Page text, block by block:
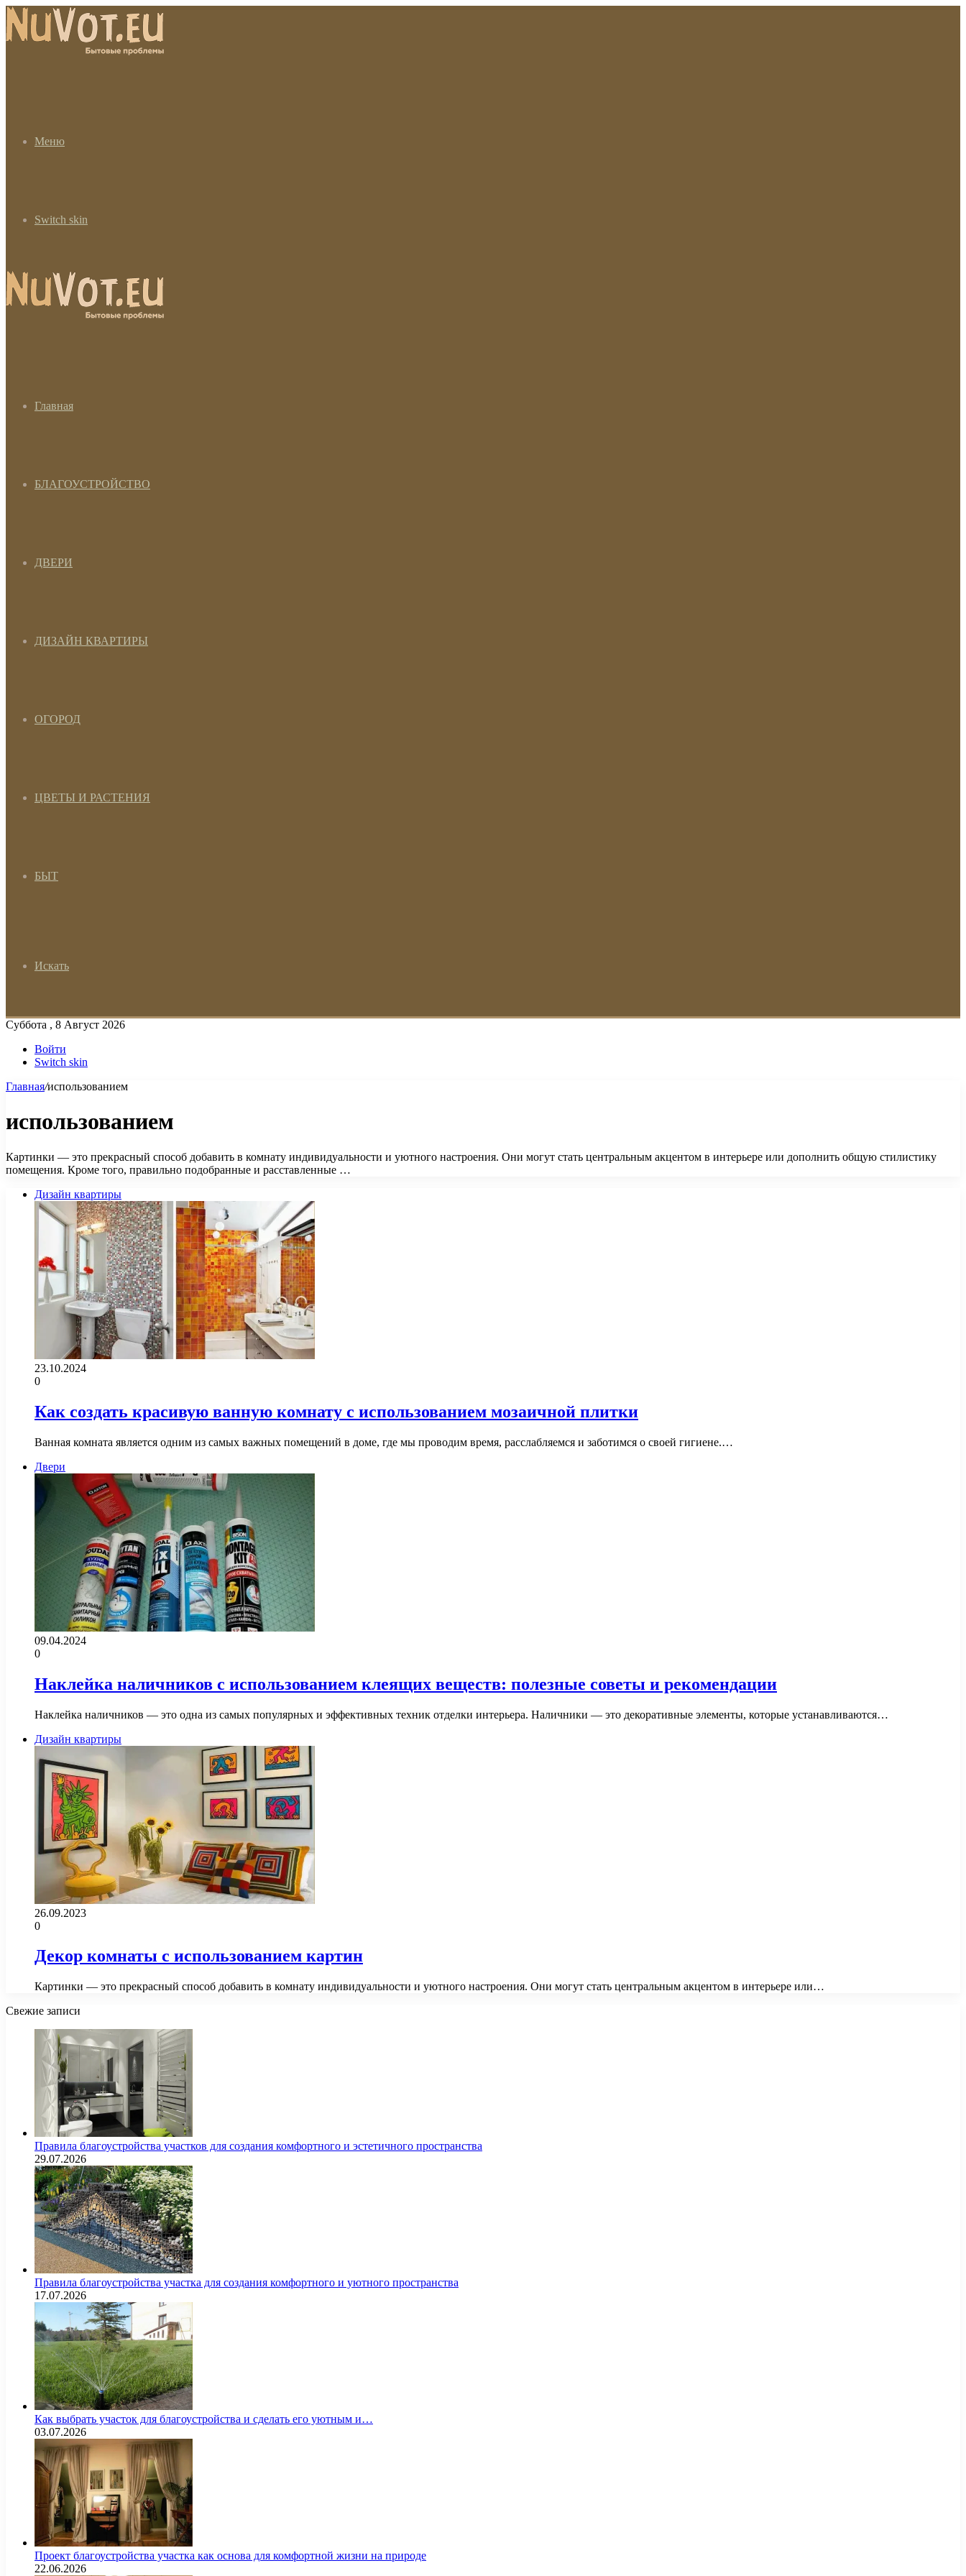
Меню
Switch skin
Главная
БЛАГОУСТРОЙСТВО
ДВЕРИ
ДИЗАЙН КВАРТИРЫ
ОГОРОД
ЦВЕТЫ И РАСТЕНИЯ
БЫТ
Искать
Суббота , 8 Август 2026
Войти
Switch skin
Главная/использованием
использованием
Картинки — это прекрасный способ добавить в комнату индивидуальности и уютного настроения. Они могут стать центральным акцентом в интерьере или дополнить общую стилистику
помещения. Кроме того, правильно подобранные и расставленные …
Дизайн квартиры
23.10.2024
0
Как создать красивую ванную комнату с использованием мозаичной плитки
Ванная комната является одним из самых важных помещений в доме, где мы проводим время, расслабляемся и заботимся о своей гигиене.…
Двери
09.04.2024
0
Наклейка наличников с использованием клеящих веществ: полезные советы и рекомендации
Наклейка наличников — это одна из самых популярных и эффективных техник отделки интерьера. Наличники — это декоративные элементы, которые устанавливаются…
Дизайн квартиры
26.09.2023
0
Декор комнаты с использованием картин
Картинки — это прекрасный способ добавить в комнату индивидуальности и уютного настроения. Они могут стать центральным акцентом в интерьере или…
Свежие записи
Правила благоустройства участков для создания комфортного и эстетичного пространства
29.07.2026
Правила благоустройства участка для создания комфортного и уютного пространства
17.07.2026
Как выбрать участок для благоустройства и сделать его уютным и…
03.07.2026
Проект благоустройства участка как основа для комфортной жизни на природе
22.06.2026